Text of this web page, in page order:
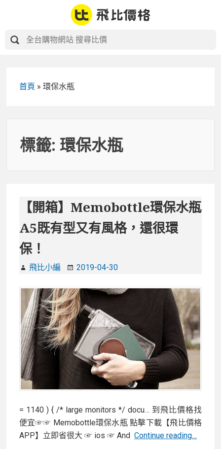
首頁 » 環保水瓶
標籤: 環保水瓶
【開箱】Memobottle環保水瓶
A5既有型又有風格，還很環
保！
飛比小編 2019-04-30
= 1140 ) { /* large monitors */ docu… 到飛比價格找
便宜☞☞ Memobottle環保水瓶 點擊下載【飛比價格
APP】立即省很大 ☞ ios ☞ And Continue reading…